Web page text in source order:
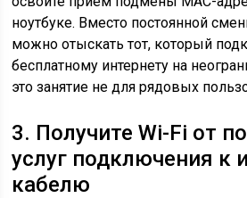
ноутбуке. Вместо постоянной
можно отыскать тот, который
бесплатному интернету на
это занятие не для рядовых
3. Получите Wi-Fi от
услуг подключения к
кабелю